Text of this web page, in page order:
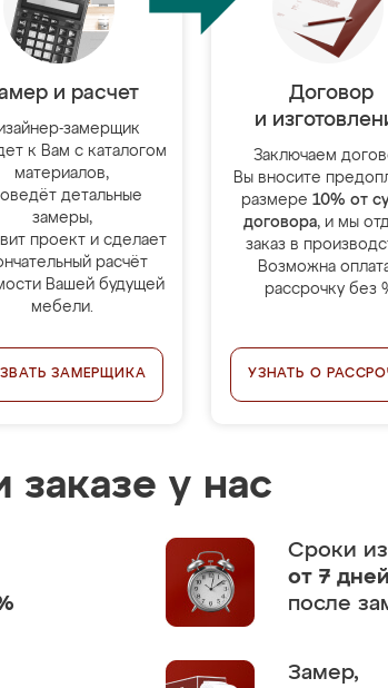
и расчет
замерщик
к Вам с каталогом
материалов,
детальные
замеры,
проект и сделает
расчёт
Вашей будущей
мебели.
ЗАМЕРЩИКА
Договор
и
Заключаем
Вы вносите
размере 10% от
договора, и мы
заказ в
Возможна
рассрочку без
УЗНАТЬ О
заказе у нас
Сроки
от 7 дней
после
Замер,